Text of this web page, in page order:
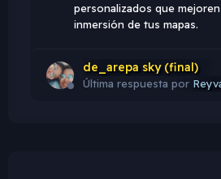
personalizados que
inmersión de tus mapas.
de_arepa sky (final)
Última respuesta por